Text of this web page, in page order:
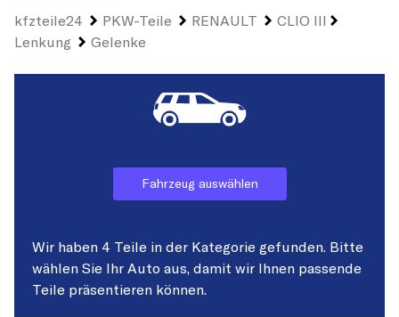
kfzteile24 PKW-Teile RENAULT
CLIO III
Lenkung
Gelenke
Fahrzeug auswählen
Wir haben 4 Teile in der Kategorie gefunden. Bitte
wählen Sie Ihr Auto aus, damit wir Ihnen passende
Teile präsentieren können.